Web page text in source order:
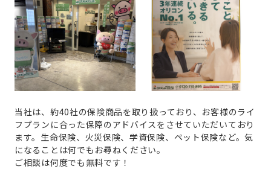
当社は、約40社の保険商品を取り扱っており、お客様のライ
フプランに合った保障のアドバイスをさせていただいており
ます。生命保険、火災保険、学資保険、ペット保険など。気
になることは何でもお尋ねください。
ご相談は何度でも無料です！